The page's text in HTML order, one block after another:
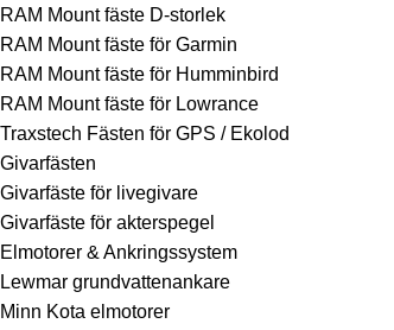
RAM Mount fäste D-storlek
RAM Mount fäste för Garmin
RAM Mount fäste för Humminbird
RAM Mount fäste för Lowrance
Traxstech Fästen för GPS / Ekolod
Givarfästen
Givarfäste för livegivare
Givarfäste för akterspegel
Elmotorer & Ankringssystem
Lewmar grundvattenankare
Minn Kota elmotorer